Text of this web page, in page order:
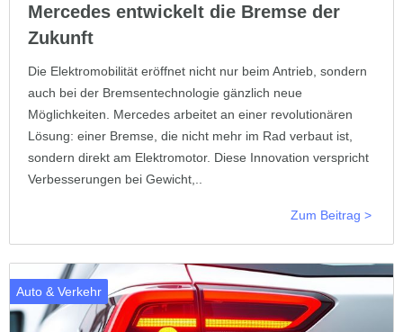
Mercedes entwickelt die Bremse der
Zukunft
Die Elektromobilität eröffnet nicht nur beim Antrieb, sondern
auch bei der Bremsentechnologie gänzlich neue
Möglichkeiten. Mercedes arbeitet an einer revolutionären
Lösung: einer Bremse, die nicht mehr im Rad verbaut ist,
sondern direkt am Elektromotor. Diese Innovation verspricht
Verbesserungen bei Gewicht,..
Zum Beitrag >
Auto & Verkehr